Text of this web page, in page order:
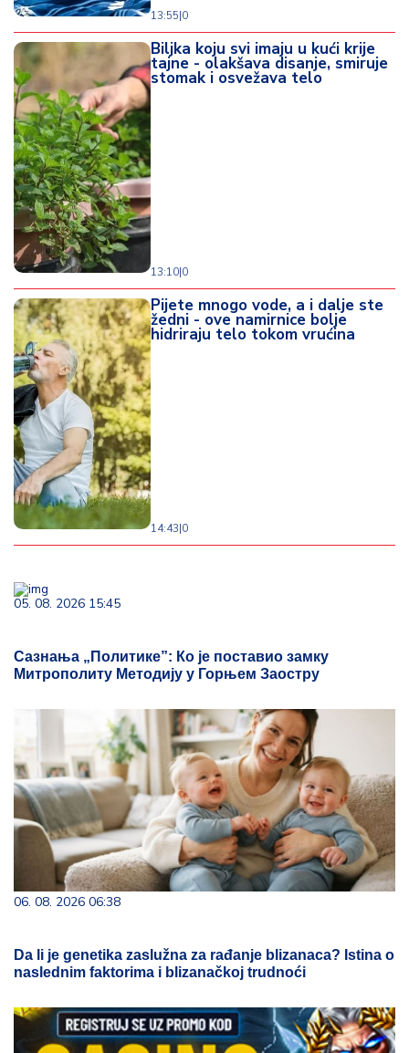
13:55|0
Biljka koju svi imaju u kući krije
tajne - olakšava disanje, smiruje
stomak i osvežava telo
13:10|0
Pijete mnogo vode, a i dalje ste
žedni - ove namirnice bolje
hidriraju telo tokom vrućina
14:43|0
05. 08. 2026 15:45
Сазнања „Политике”: Ко је поставио замку
Митрополиту Методију у Горњем Заостру
06. 08. 2026 06:38
Da li je genetika zaslužna za rađanje blizanaca? Istina o
naslednim faktorima i blizanačkoj trudnoći